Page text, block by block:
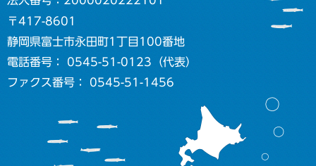
〒417-8601
静岡県富士市永田町1丁目100番地
電話番号： 0545-51-0123（代表）
ファクス番号： 0545-51-1456